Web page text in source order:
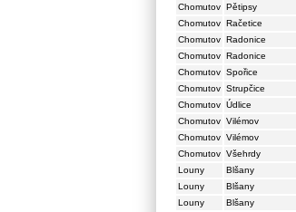
Chomutov Pětipsy
Chomutov Račetice
Chomutov Radonice
Chomutov Radonice
Chomutov Spořice
Chomutov Strupčice
Chomutov Údlice
Chomutov Vilémov
Chomutov Vilémov
Chomutov Všehrdy
Louny
Blšany
Louny
Blšany
Louny
Blšany